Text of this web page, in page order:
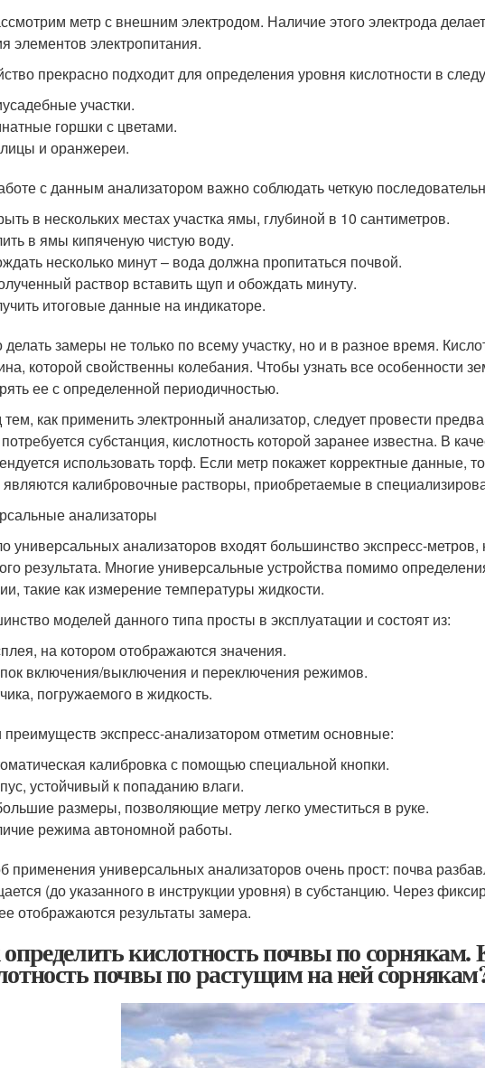
метр с внешним электродом. Наличие этого электрода
элементов электропитания.
прекрасно подходит для определения уровня кислотности в
участки.
горшки с цветами.
и оранжереи.
с данным анализатором важно соблюдать четкую
в нескольких местах участка ямы, глубиной в 10 сантиметров.
в ямы кипяченую чистую воду.
несколько минут – вода должна пропитаться почвой.
раствор вставить щуп и обождать минуту.
итоговые данные на индикаторе.
замеры не только по всему участку, но и в разное время.
которой свойственны колебания. Чтобы узнать все особенности
ее с определенной периодичностью.
как применить электронный анализатор, следует провести
субстанция, кислотность которой заранее известна. В
использовать торф. Если метр покажет корректные данные,
калибровочные растворы, приобретаемые в
анализаторы
универсальных анализаторов входят большинство экспресс-
результата. Многие универсальные устройства помимо
такие как измерение температуры жидкости.
моделей данного типа просты в эксплуатации и состоят из:
на котором отображаются значения.
включения/выключения и переключения режимов.
погружаемого в жидкость.
экспресс-анализатором отметим основные:
калибровка с помощью специальной кнопки.
устойчивый к попаданию влаги.
размеры, позволяющие метру легко уместиться в руке.
режима автономной работы.
применения универсальных анализаторов очень прост: почва
(до указанного в инструкции уровня) в субстанцию. Через
отображаются результаты замера.
кислотность почвы по сорнякам.
почвы по растущим на ней